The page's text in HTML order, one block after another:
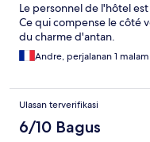
Le personnel de l'hôtel
Ce qui compense le côté
du charme d'antan.
Andre, perjalanan 1 malam
Ulasan terverifikasi
6/10 Bagus